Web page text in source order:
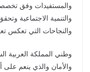
والمستفيدات وفق
والتنمية الاجتماعية
والنجاحات التي تعكس
وطني المملكة العربية
والأمان والذي ينعم على